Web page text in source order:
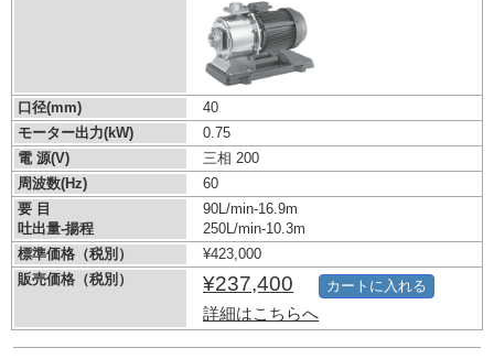
口径(mm)
40
モーター出力(kW)
0.75
電 源(V)
三相 200
周波数(Hz)
60
要 目
吐出量-揚程
90L/min-16.9m
250L/min-10.3m
標準価格（税別）
¥423,000
販売価格（税別）
¥237,400
詳細はこちらへ
カートに入れる